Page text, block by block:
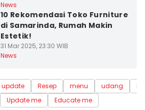
News
10 Rekomendasi Toko Furniture
di Samarinda, Rumah Makin
Estetik!
31 Mar 2025, 23:30 WIB
News
update Resep menu udang
Update me Educate me